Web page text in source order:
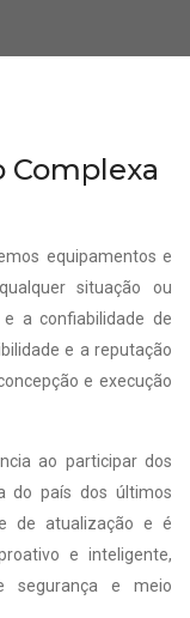
Complexa
equipamentos e
situação ou
a confiabilidade de
e a reputação
e execução
ao participar dos
do país dos últimos
de atualização e é
e inteligente,
segurança e meio